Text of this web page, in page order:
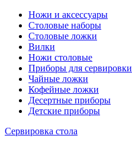
Ножи и аксессуары
Столовые наборы
Столовые ложки
Вилки
Ножи столовые
Приборы для сервировки
Чайные ложки
Кофейные ложки
Десертные приборы
Детские приборы
Сервировка стола